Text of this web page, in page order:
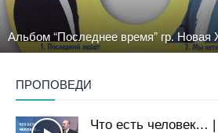
Альбом “Последнее время” гр. Новая
ПРОПОВЕДИ
Что есть человек…